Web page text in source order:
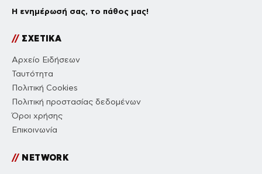
Η ενημέρωσή σας, το πάθος μας!
//ΣΧΕΤΙΚΑ
Αρχείο Ειδήσεων
Ταυτότητα
Πολιτική Cookies
Πολιτική προστασίας δεδομένων
Όροι χρήσης
Επικοινωνία
//NETWORK